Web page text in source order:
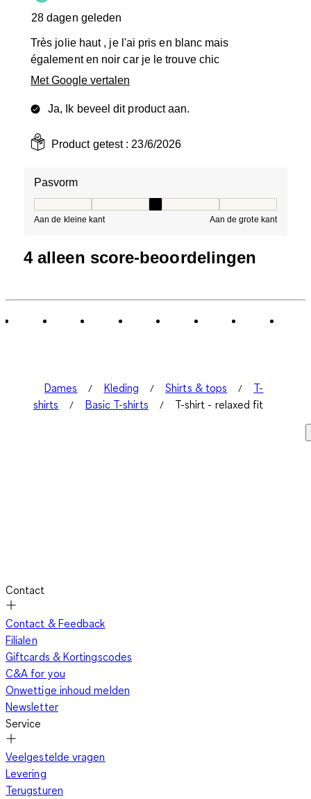
28 dagen geleden
Très jolie haut , je l'ai pris en blanc mais
également en noir car je le trouve chic
Met Google vertalen
Ja, Ik beveel dit product aan.
Product getest :23/6/2026
Pasvorm
Aan de kleine kant Aan de grote kant
4 alleen score-beoordelingen
Dames Kleding Shirts & tops
T-
shirts
Basic T-shirts T-shirt - relaxed fit
Contact
Contact & Feedback
Filialen
Giftcards & Kortingscodes
C&A for you
Onwettige inhoud melden
Newsletter
Service
Veelgestelde vragen
Levering
Terugsturen